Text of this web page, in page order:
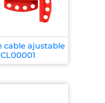
cable ajustable